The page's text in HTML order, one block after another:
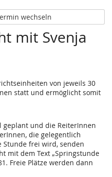
wechseln
mit Svenja
von jeweils 30
statt und ermöglicht somit
und die ReiterInnen
die gelegentlich
frei wird, senden
mit dem Text „Springstunde
Freie Plätze werden dann